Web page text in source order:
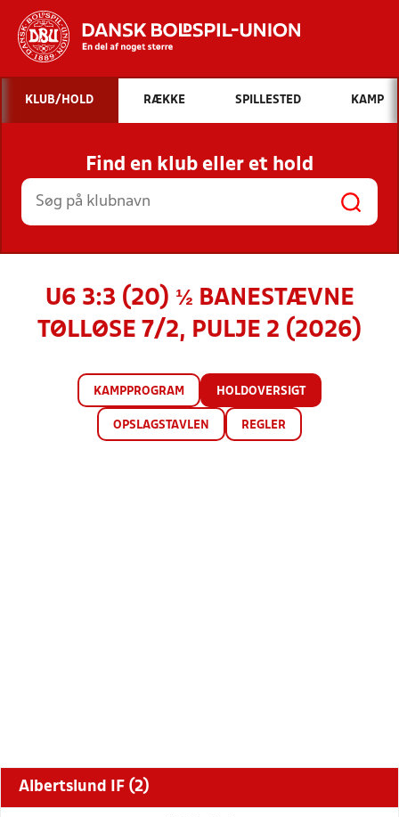
Hvad vil du søge efter?
INDHOLD OG NYHEDER
STILLINGER, RESULTATER, KLUBBER OG
HOLD
KLUB/HOLD RÆKKE SPILLESTED KAMP
Find en klub eller et hold
U6 3:3 (20) ½ BANESTÆVNE
TØLLØSE 7/2, PULJE 2 (2026)
KAMPPROGRAM HOLDOVERSIGT
OPSLAGSTAVLEN REGLER
Albertslund IF (2)